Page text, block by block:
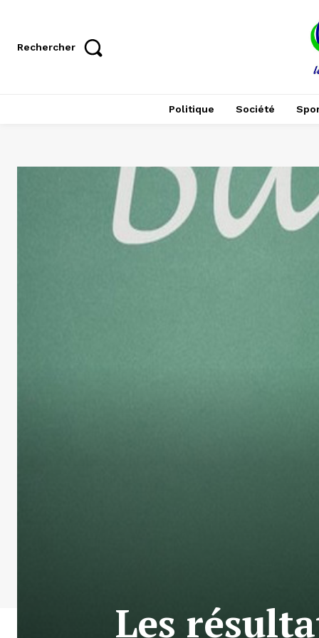
Rechercher
Politique Société
Les